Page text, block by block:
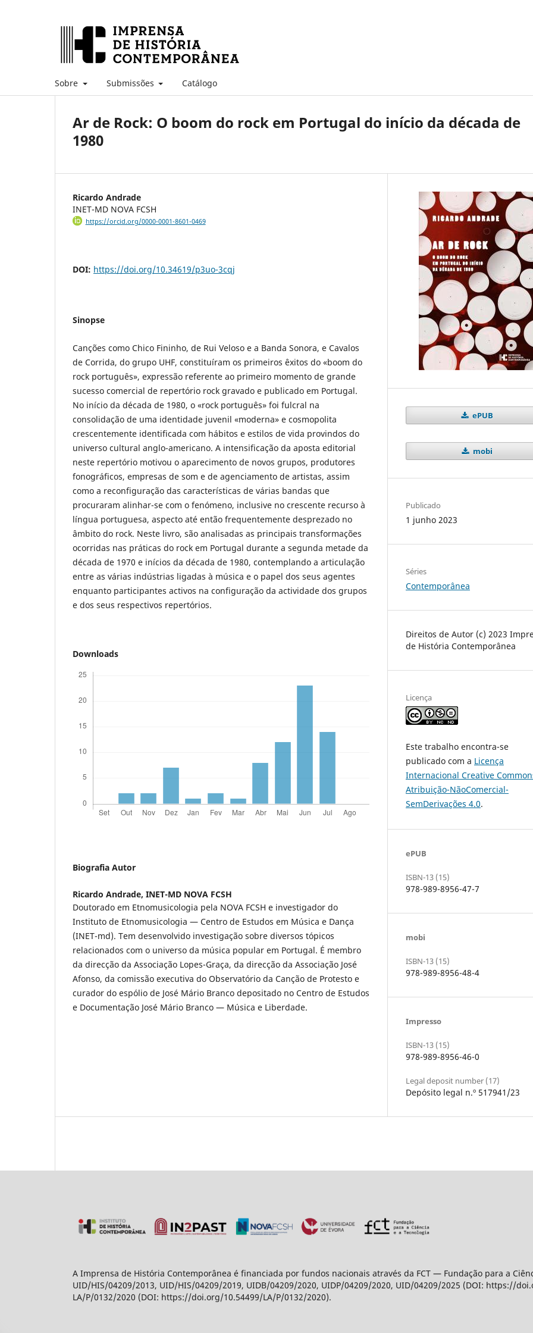
Sobre Submissões Catálogo
Ar de Rock: O boom do rock em Portugal do início da década de
1980
Ricardo Andrade
INET-MD NOVA FCSH
https://orcid.org/0000-0001-8601-0469
DOI: https://doi.org/10.34619/p3uo-3cqj
Sinopse
Canções como Chico Fininho, de Rui Veloso e a Banda Sonora, e Cavalos
de Corrida, do grupo UHF, constituíram os primeiros êxitos do «boom do
rock português», expressão referente ao primeiro momento de grande
sucesso comercial de repertório rock gravado e publicado em Portugal.
No início da década de 1980, o «rock português» foi fulcral na
consolidação de uma identidade juvenil «moderna» e cosmopolita
crescentemente identificada com hábitos e estilos de vida provindos do
universo cultural anglo-americano. A intensificação da aposta editorial
neste repertório motivou o aparecimento de novos grupos, produtores
fonográficos, empresas de som e de agenciamento de artistas, assim
como a reconfiguração das características de várias bandas que
procuraram alinhar-se com o fenómeno, inclusive no crescente recurso à
língua portuguesa, aspecto até então frequentemente desprezado no
âmbito do rock. Neste livro, são analisadas as principais transformações
ocorridas nas práticas do rock em Portugal durante a segunda metade da
década de 1970 e inícios da década de 1980, contemplando a articulação
entre as várias indústrias ligadas à música e o papel dos seus agentes
enquanto participantes activos na configuração da actividade dos grupos
e dos seus respectivos repertórios.
Downloads
Biografia Autor
Ricardo Andrade, INET-MD NOVA FCSH
Doutorado em Etnomusicologia pela NOVA FCSH e investigador do
Instituto de Etnomusicologia — Centro de Estudos em Música e Dança
(INET-md). Tem desenvolvido investigação sobre diversos tópicos
relacionados com o universo da música popular em Portugal. É membro
da direcção da Associação Lopes-Graça, da direcção da Associação José
Afonso, da comissão executiva do Observatório da Canção de Protesto e
curador do espólio de José Mário Branco depositado no Centro de Estudos
e Documentação José Mário Branco — Música e Liberdade.
ePUB
mobi
Publicado
1 junho 2023
Séries
Contemporânea
Direitos de Autor (c) 2023
de História Contemporânea
Licença
Este trabalho encontra-se
publicado com a Licença
Internacional Creative
Atribuição-NãoComercial-
SemDerivações 4.0.
ePUB
ISBN-13 (15)
978-989-8956-47-7
mobi
ISBN-13 (15)
978-989-8956-48-4
Impresso
ISBN-13 (15)
978-989-8956-46-0
Legal deposit number (17)
Depósito legal n.º 517941/23
A Imprensa de História Contemporânea é financiada por fundos nacionais através da FCT — Fundação para a
UID/HIS/04209/2013, UID/HIS/04209/2019, UIDB/04209/2020, UIDP/04209/2020, UID/04209/2025 (DOI: https://
LA/P/0132/2020 (DOI: https://doi.org/10.54499/LA/P/0132/2020).